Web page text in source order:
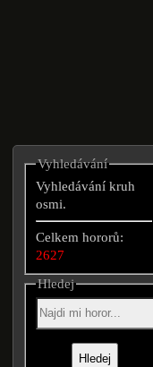
Vyhledávání
Vyhledávání kruh
osmi.
Celkem hororů:
2627
Hledej